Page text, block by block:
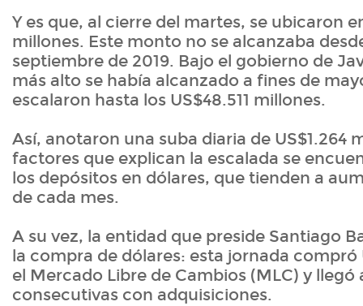
Y es que, al cierre del martes, se ubicaron
millones. Este monto no se alcanzaba
septiembre de 2019. Bajo el gobierno de
más alto se había alcanzado a fines de
escalaron hasta los US$48.511 millones.
Así, anotaron una suba diaria de US$1.264
factores que explican la escalada se
los depósitos en dólares, que tienden a
de cada mes.
A su vez, la entidad que preside Santiago
la compra de dólares: esta jornada compró
el Mercado Libre de Cambios (MLC) y llegó
consecutivas con adquisiciones.